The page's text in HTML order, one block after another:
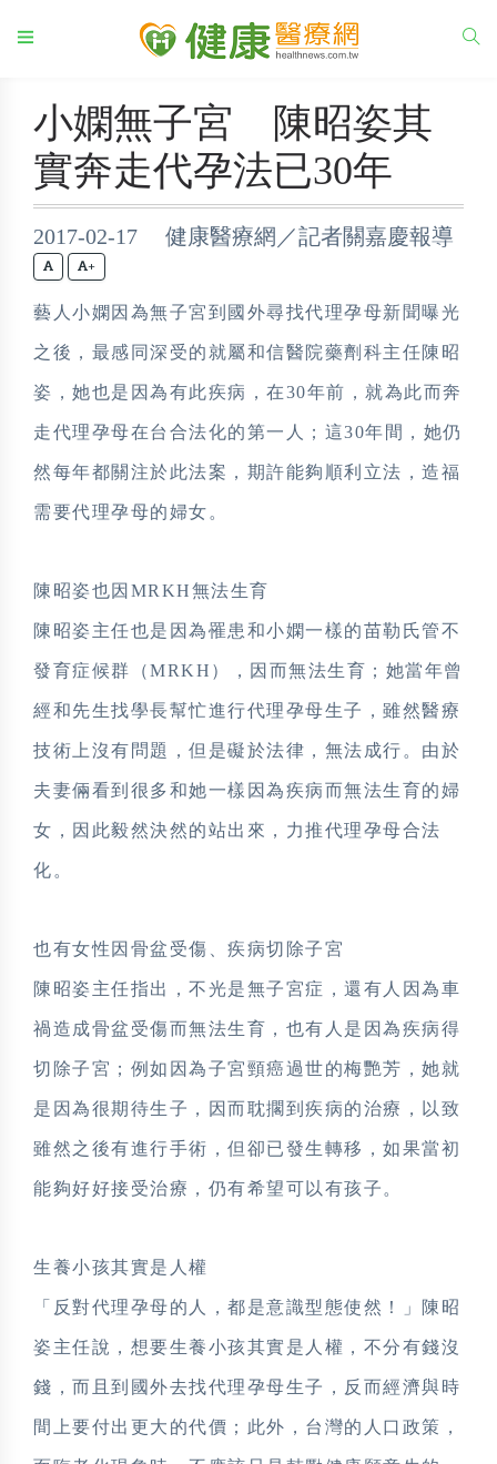
小嫻無子宮 陳昭姿其
實奔走代孕法已30年
2017-02-17 健康醫療網／記者關嘉慶報導
+
藝人小嫻因為無子宮到國外尋找代理孕母新聞曝光
之後，最感同深受的就屬和信醫院藥劑科主任陳昭
姿，她也是因為有此疾病，在30年前，就為此而奔
走代理孕母在台合法化的第一人；這30年間，她仍
然每年都關注於此法案，期許能夠順利立法，造福
需要代理孕母的婦女。
陳昭姿也因MRKH無法生育
陳昭姿主任也是因為罹患和小嫻一樣的苗勒氏管不
發育症候群（MRKH），因而無法生育；她當年曾
經和先生找學長幫忙進行代理孕母生子，雖然醫療
技術上沒有問題，但是礙於法律，無法成行。由於
夫妻倆看到很多和她一樣因為疾病而無法生育的婦
女，因此毅然決然的站出來，力推代理孕母合法
化。
也有女性因骨盆受傷、疾病切除子宮
陳昭姿主任指出，不光是無子宮症，還有人因為車
禍造成骨盆受傷而無法生育，也有人是因為疾病得
切除子宮；例如因為子宮頸癌過世的梅艷芳，她就
是因為很期待生子，因而耽擱到疾病的治療，以致
雖然之後有進行手術，但卻已發生轉移，如果當初
能夠好好接受治療，仍有希望可以有孩子。
生養小孩其實是人權
「反對代理孕母的人，都是意識型態使然！」陳昭
姿主任說，想要生養小孩其實是人權，不分有錢沒
錢，而且到國外去找代理孕母生子，反而經濟與時
間上要付出更大的代價；此外，台灣的人口政策，